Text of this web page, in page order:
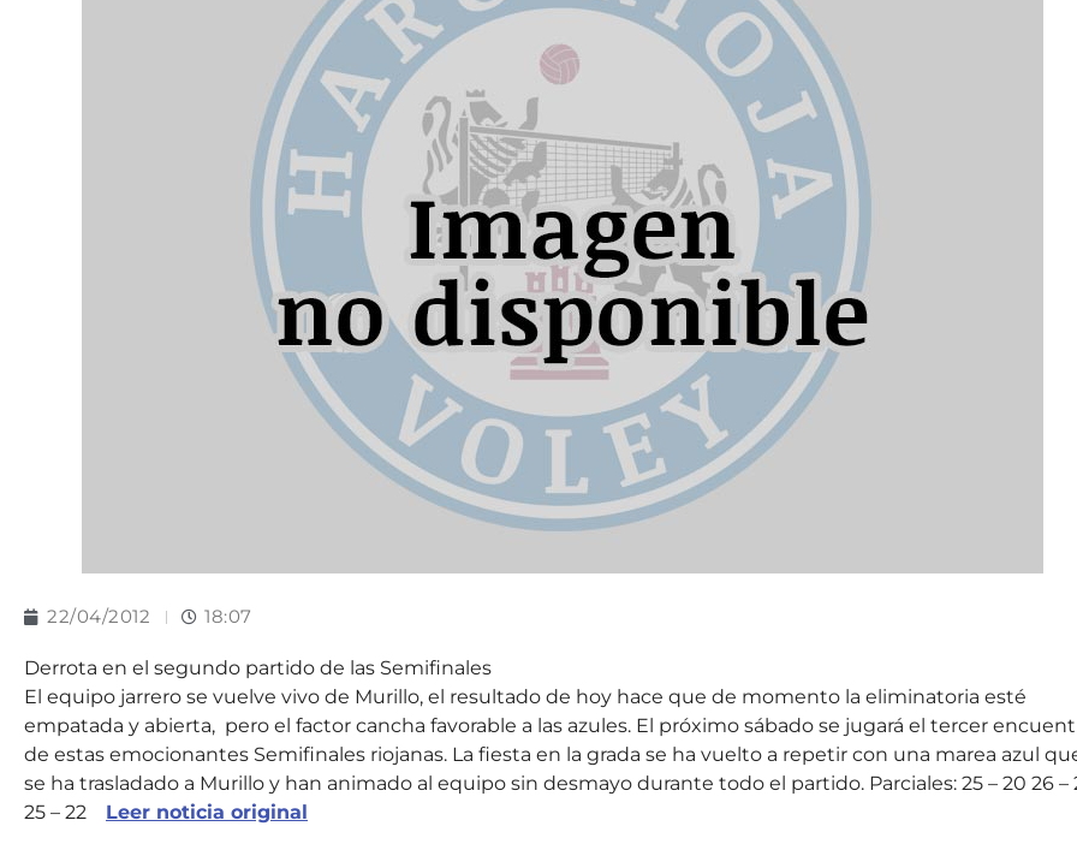
22/04/2012 18:07
Derrota en el segundo partido de las Semifinales
El equipo jarrero se vuelve vivo de Murillo, el resultado de hoy hace que de momento la eliminatoria esté
empatada y abierta, pero el factor cancha favorable a las azules. El próximo sábado se jugará el tercer
de estas emocionantes Semifinales riojanas. La fiesta en la grada se ha vuelto a repetir con una marea azul
se ha trasladado a Murillo y han animado al equipo sin desmayo durante todo el partido. Parciales: 25 – 20 26 –
25 – 22 Leer noticia original